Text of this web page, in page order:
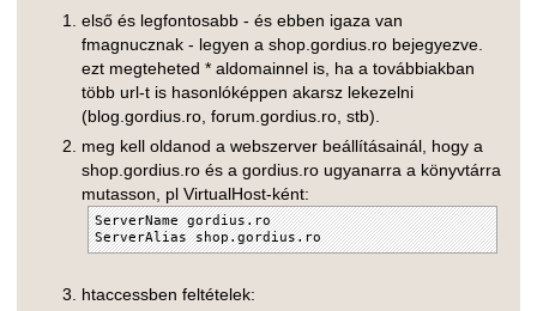
első és legfontosabb - és ebben igaza van
fmagnucznak - legyen a shop.gordius.ro bejegyezve.
ezt megteheted * aldomainnel is, ha a továbbiakban
több url-t is hasonlóképpen akarsz lekezelni
(blog.gordius.ro, forum.gordius.ro, stb).
meg kell oldanod a webszerver beállításainál, hogy a
shop.gordius.ro és a gordius.ro ugyanarra a könyvtárra
mutasson, pl VirtualHost-ként:
ServerName gordius.ro
ServerAlias shop.gordius.ro
htaccessben feltételek: